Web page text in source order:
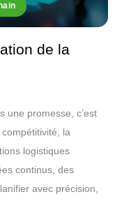
de la
une promesse, c’est
la
logistiques
continus, des
avec précision,